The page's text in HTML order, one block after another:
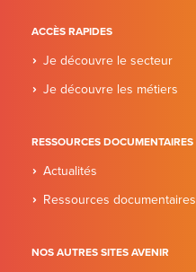
ACCÈS RAPIDES
Je découvre le secteur
Je découvre les métiers
RESSOURCES DOCUMENTAIRES
Actualités
Ressources documentaires
NOS AUTRES SITES AVENIR